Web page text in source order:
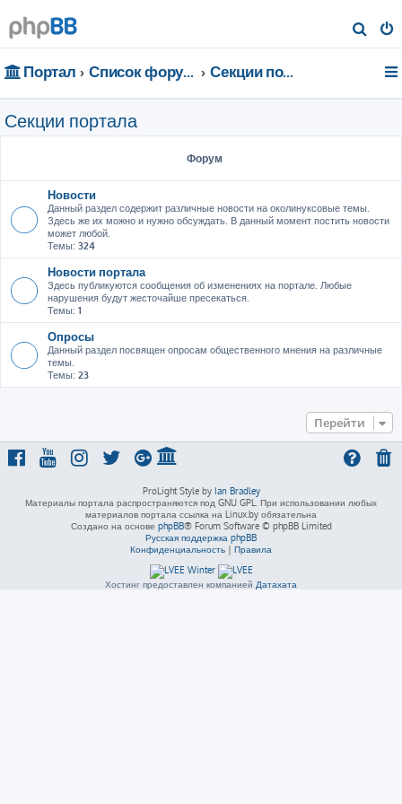
о
Портал Список форумов Секции портала
Секции портала
Форум
Новости
Данный раздел содержит различные новости на околинуксовые темы.
Здесь же их можно и нужно обсуждать. В данный момент постить новости
может любой.
Темы: 324
Новости портала
Здесь публикуются сообщения об изменениях на портале. Любые
нарушения будут жесточайше пресекаться.
Темы: 1
Опросы
Данный раздел посвящен опросам общественного мнения на различные
темы.
Темы: 23
Перейти
ProLight Style by Ian Bradley
Материалы портала распространяются под GNU GPL. При использовании любых
материалов портала ссылка на Linux.by обязательна
Создано на основе phpBB® Forum Software © phpBB Limited
Русская поддержка phpBB
Конфиденциальность | Правила
Хостинг предоставлен компанией Датахата